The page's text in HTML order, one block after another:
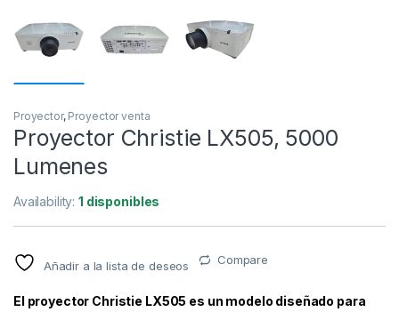
Proyector, Proyector venta
Proyector Christie LX505, 5000
Lumenes
Availability:1 disponibles
Añadir a la lista de deseos Compare
El proyector Christie LX505 es un modelo diseñado para